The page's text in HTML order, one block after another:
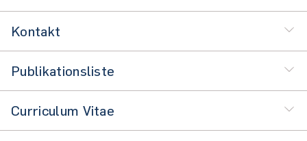
Kontakt
Publikationsliste
Curriculum Vitae